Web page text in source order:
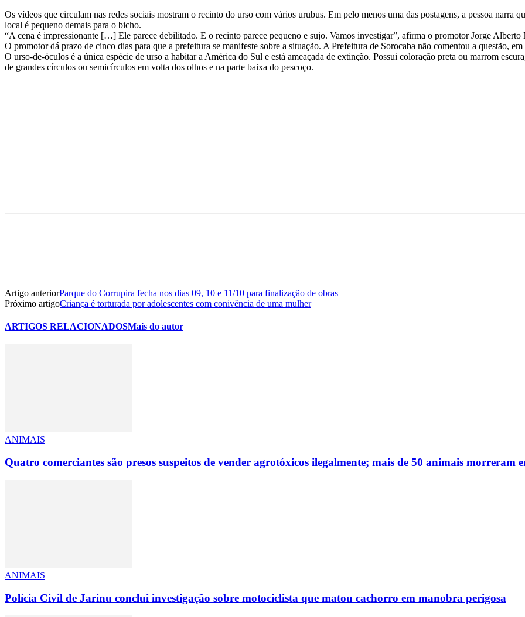
Os vídeos que circulam nas redes sociais mostram o recinto do urso com vários urubus. Em pelo menos uma das postagens, a pessoa narra
local é pequeno demais para o bicho.
“A cena é impressionante […] Ele parece debilitado. E o recinto parece pequeno e sujo. Vamos investigar”, afirma o promotor Jorge Alberto
O promotor dá prazo de cinco dias para que a prefeitura se manifeste sobre a situação. A Prefeitura de Sorocaba não comentou a questão,
O urso-de-óculos é a única espécie de urso a habitar a América do Sul e está ameaçada de extinção. Possui coloração preta ou marrom
de grandes círculos ou semicírculos em volta dos olhos e na parte baixa do pescoço.
Artigo anteriorParque do Corrupira fecha nos dias 09, 10 e 11/10 para finalização de obras
Próximo artigoCriança é torturada por adolescentes com conivência de uma mulher
ARTIGOS RELACIONADOSMais do autor
ANIMAIS
Quatro comerciantes são presos suspeitos de vender agrotóxicos ilegalmente; mais de 50 animais morreram
ANIMAIS
Polícia Civil de Jarinu conclui investigação sobre motociclista que matou cachorro em manobra perigosa